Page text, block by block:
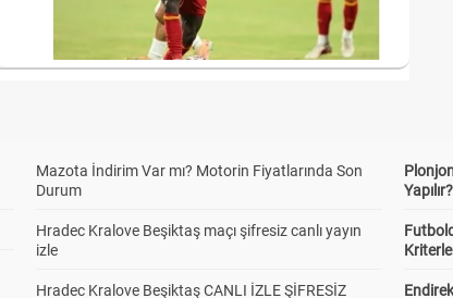
Mazota İndirim Var mı? Motorin Fiyatlarında Son
Durum
Hradec Kralove Beşiktaş maçı şifresiz canlı yayın
izle
Hradec Kralove Beşiktaş CANLI İZLE ŞİFRESİZ
Yapılır?